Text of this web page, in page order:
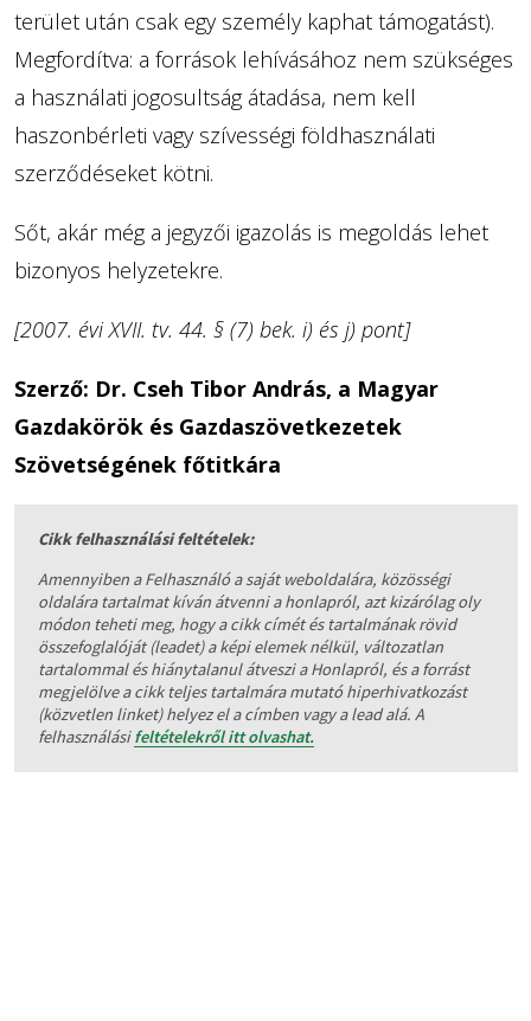
terület után csak egy személy kaphat támogatást).
Megfordítva: a források lehívásához nem szükséges
a használati jogosultság átadása, nem kell
haszonbérleti vagy szívességi földhasználati
szerződéseket kötni.
Sőt, akár még a jegyzői igazolás is megoldás lehet
bizonyos helyzetekre.
[2007. évi XVII. tv. 44. § (7) bek. i) és j) pont]
Szerző: Dr. Cseh Tibor András, a Magyar
Gazdakörök és Gazdaszövetkezetek
Szövetségének főtitkára
Cikk felhasználási feltételek:
Amennyiben a Felhasználó a saját weboldalára, közösségi
oldalára tartalmat kíván átvenni a honlapról, azt kizárólag oly
módon teheti meg, hogy a cikk címét és tartalmának rövid
összefoglalóját (leadet) a képi elemek nélkül, változatlan
tartalommal és hiánytalanul átveszi a Honlapról, és a forrást
megjelölve a cikk teljes tartalmára mutató hiperhivatkozást
(közvetlen linket) helyez el a címben vagy a lead alá. A
felhasználásifeltételekről itt olvashat.